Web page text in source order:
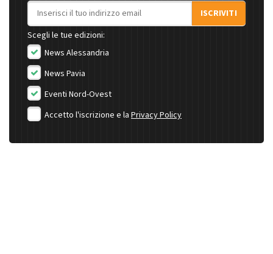
Indirizzo email
ISCRIVITI
Scegli le tue edizioni:
News Alessandria
News Pavia
Eventi Nord-Ovest
Accetto l'iscrizione e la Privacy Policy